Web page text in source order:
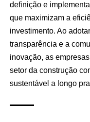
definição e
que maximizam a
investimento. Ao
transparência e a
inovação, as
setor da construção
sustentável a longo